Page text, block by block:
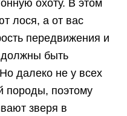
охоту. В этом
лося, а от вас
передвижения и
должны быть
далеко не у всех
породы, поэтому
зверя в